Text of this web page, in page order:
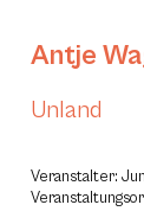
Antje
Unland
Veranstalter: